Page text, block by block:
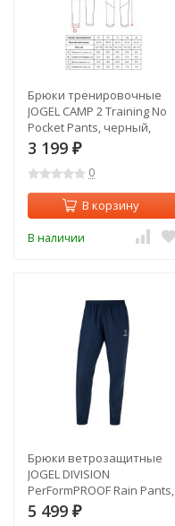
Брюки тренировочные
JOGEL CAMP 2 Training No
Pocket Pants, черный,
детский (2126558)
3 199 ₽
0
В корзину
В наличии
Брюки ветрозащитные
JOGEL DIVISION
PerFormPROOF Rain Pants,
темно-синий (2120622)
5 499 ₽